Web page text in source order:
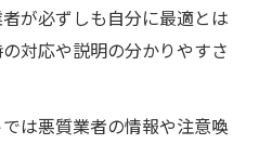
める選び方とは
ない依頼先の見極め方
が必ずしも自分に最適とは
対応や説明の分かりやすさ
は悪質業者の情報や注意喚